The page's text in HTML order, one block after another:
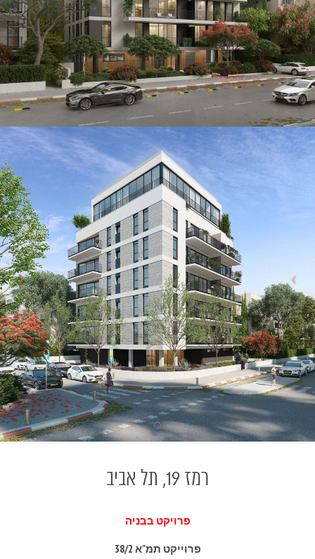
רמז 19, תל אביב
פרויקט בבניה
פרוייקט תמ"א 38/2